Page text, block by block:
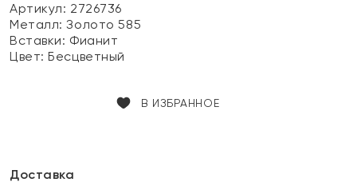
Артикул: 2726736
Металл:Золото 585
Вставки: Фианит
Цвет:Бесцветный
В ИЗБРАННОЕ
Доставка